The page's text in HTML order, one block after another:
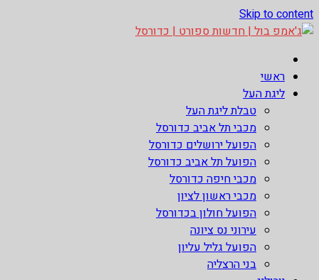
Skip to content
ג'אמפ בול | חדשות ספורט | כדורסל
אתר גאמפ בול ישראל אתר חדשות ספורט כדורסל האתר מסקר את
ליגות הכדורסל הטובות בעולם ליגת הנבא, ליגת העל בכדורסל ,
יורוליג, ועוד. לפרטים היכנסו לאתר >>
ראשי
ליגת העל
טבלת ליגת העל
מכבי תל אביב כדורסל
הפועל ירושלים כדורסל
הפועל תל אביב כדורסל
מכבי חיפה כדורסל
מכבי ראשון לציון
הפועל חולון בכדורסל
עירוני נס ציונה
הפועל גליל עליון
בני הרצליה